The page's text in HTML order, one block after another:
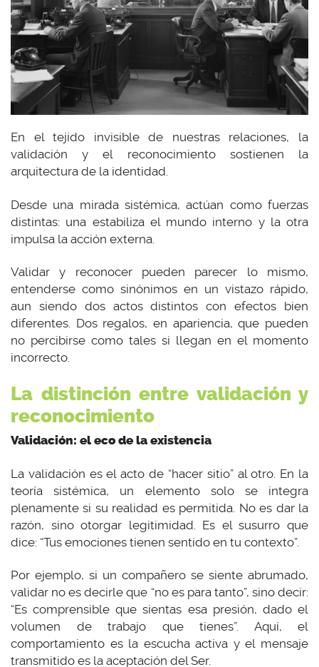
En el tejido invisible de nuestras relaciones, la
validación y el reconocimiento sostienen la
arquitectura de la identidad.
Desde una mirada sistémica, actúan como fuerzas
distintas: una estabiliza el mundo interno y la otra
impulsa la acción externa.
Validar y reconocer pueden parecer lo mismo,
entenderse como sinónimos en un vistazo rápido,
aun siendo dos actos distintos con efectos bien
diferentes. Dos regalos, en apariencia, que pueden
no percibirse como tales si llegan en el momento
incorrecto.
La distinción entre validación y
reconocimiento
Validación: el eco de la existencia
La validación es el acto de “hacer sitio” al otro. En la
teoría sistémica, un elemento solo se integra
plenamente si su realidad es permitida. No es dar la
razón, sino otorgar legitimidad. Es el susurro que
dice: “Tus emociones tienen sentido en tu contexto”.
Por ejemplo, si un compañero se siente abrumado,
validar no es decirle que “no es para tanto”, sino decir:
“Es comprensible que sientas esa presión, dado el
volumen de trabajo que tienes”. Aquí, el
comportamiento es la escucha activa y el mensaje
transmitido es la aceptación del Ser.